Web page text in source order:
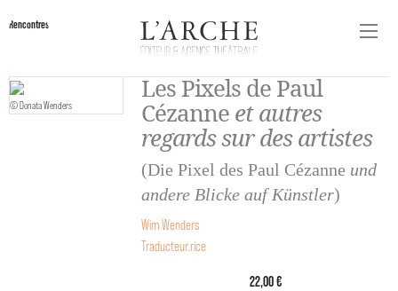
Rencontres
© Donata Wenders
Les Pixels de Paul
Cézanneet autres
regards sur des artistes
(Die Pixel des Paul Cézanne und
andere Blicke auf Künstler)
Wim Wenders
Traducteur.rice
22,00 €